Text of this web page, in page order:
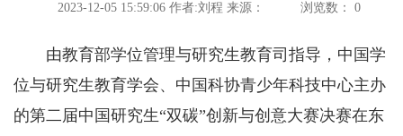
2023-12-05 15:59:06 作者:刘程 来源： 浏览数： 0
由教育部学位管理与研究生教育司指导，中国学
位与研究生教育学会、中国科协青少年科技中心主办
的第二届中国研究生“双碳”创新与创意大赛决赛在东